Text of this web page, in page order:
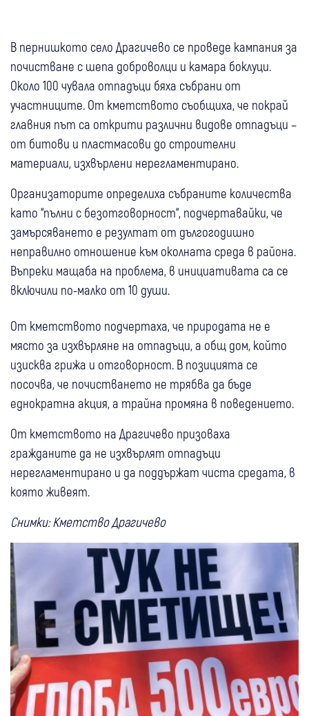
В пернишкото село Драгичево се проведе кампания за
почистване с шепа доброволци и камара боклуци.
Около 100 чувала отпадъци бяха събрани от
участниците. От кметството съобщиха, че покрай
главния път са открити различни видове отпадъци –
от битови и пластмасови до строителни
материали, изхвърлени нерегламентирано.
Организаторите определиха събраните количества
като “пълни с безотговорност“, подчертавайки, че
замърсяването е резултат от дългогодишно
неправилно отношение към околната среда в района.
Въпреки мащаба на проблема, в инициативата са се
включили по-малко от 10 души.
От кметството подчертаха, че природата не е
място за изхвърляне на отпадъци, а общ дом, който
изисква грижа и отговорност. В позицията се
посочва, че почистването не трябва да бъде
еднократна акция, а трайна промяна в поведението.
От кметството на Драгичево призоваха
гражданите да не изхвърлят отпадъци
нерегламентирано и да поддържат чиста средата, в
която живеят.
Снимки: Кметство Драгичево